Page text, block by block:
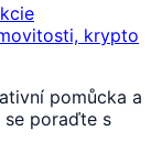
krypto
pomůcka a
se poraďte s